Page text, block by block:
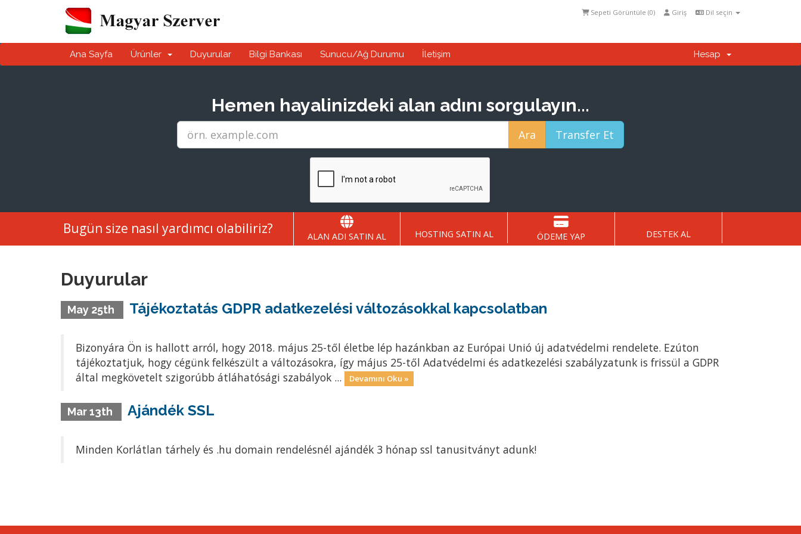
Dil seçin
Giriş
Sepeti Görüntüle (0)
Ana Sayfa Ürünler Duyurular Bilgi Bankası Sunucu/Ağ Durumu İletişim Hesap
Hemen hayalinizdeki alan adını sorgulayın...
Bugün size nasıl yardımcı olabiliriz? ALAN ADI SATIN AL HOSTING SATIN AL ÖDEME YAP DESTEK AL
Duyurular
May 25th Tájékoztatás GDPR adatkezelési változásokkal kapcsolatban
Bizonyára Ön is hallott arról, hogy 2018. május 25-től életbe lép hazánkban az Európai Unió új adatvédelmi rendelete. Ezúton
tájékoztatjuk, hogy cégünk felkészült a változásokra, így május 25-től Adatvédelmi és adatkezelési szabályzatunk is frissül a GDPR
által megkövetelt szigorúbb átláhatósági szabályok ...
Devamını Oku »
Mar 13th Ajándék SSL
Minden Korlátlan tárhely és .hu domain rendelésnél ajándék 3 hónap ssl tanusitványt adunk!